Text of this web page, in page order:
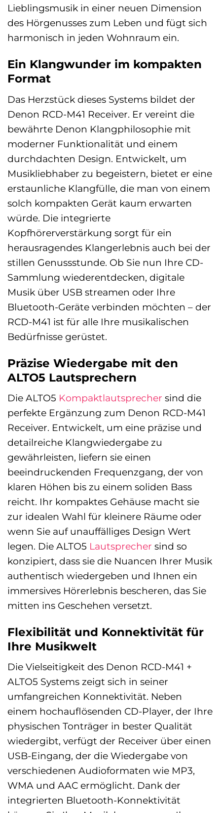
Lieblingsmusik in einer neuen Dimension
des Hörgenusses zum Leben und fügt sich
harmonisch in jeden Wohnraum ein.
Ein Klangwunder im kompakten
Format
Das Herzstück dieses Systems bildet der
Denon RCD-M41 Receiver. Er vereint die
bewährte Denon Klangphilosophie mit
moderner Funktionalität und einem
durchdachten Design. Entwickelt, um
Musikliebhaber zu begeistern, bietet er eine
erstaunliche Klangfülle, die man von einem
solch kompakten Gerät kaum erwarten
würde. Die integrierte
Kopfhörerverstärkung sorgt für ein
herausragendes Klangerlebnis auch bei der
stillen Genussstunde. Ob Sie nun Ihre CD-
Sammlung wiederentdecken, digitale
Musik über USB streamen oder Ihre
Bluetooth-Geräte verbinden möchten – der
RCD-M41 ist für alle Ihre musikalischen
Bedürfnisse gerüstet.
Präzise Wiedergabe mit den
ALTO5 Lautsprechern
Die ALTO5 Kompaktlautsprecher sind die
perfekte Ergänzung zum Denon RCD-M41
Receiver. Entwickelt, um eine präzise und
detailreiche Klangwiedergabe zu
gewährleisten, liefern sie einen
beeindruckenden Frequenzgang, der von
klaren Höhen bis zu einem soliden Bass
reicht. Ihr kompaktes Gehäuse macht sie
zur idealen Wahl für kleinere Räume oder
wenn Sie auf unauffälliges Design Wert
legen. Die ALTO5 Lautsprecher sind so
konzipiert, dass sie die Nuancen Ihrer Musik
authentisch wiedergeben und Ihnen ein
immersives Hörerlebnis bescheren, das Sie
mitten ins Geschehen versetzt.
Flexibilität und Konnektivität für
Ihre Musikwelt
Die Vielseitigkeit des Denon RCD-M41 +
ALTO5 Systems zeigt sich in seiner
umfangreichen Konnektivität. Neben
einem hochauflösenden CD-Player, der Ihre
physischen Tonträger in bester Qualität
wiedergibt, verfügt der Receiver über einen
USB-Eingang, der die Wiedergabe von
verschiedenen Audioformaten wie MP3,
WMA und AAC ermöglicht. Dank der
integrierten Bluetooth-Konnektivität